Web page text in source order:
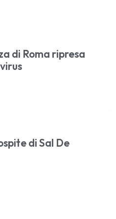
di Roma ripresa
di Sal De